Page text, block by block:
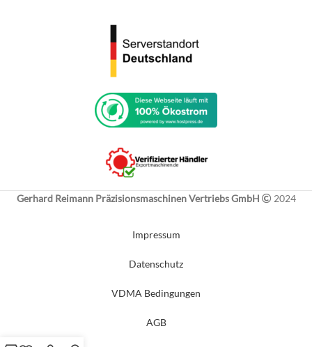
Gerhard Reimann Präzisionsmaschinen Vertriebs GmbH 2024
Impressum
Datenschutz
VDMA Bedingungen
AGB